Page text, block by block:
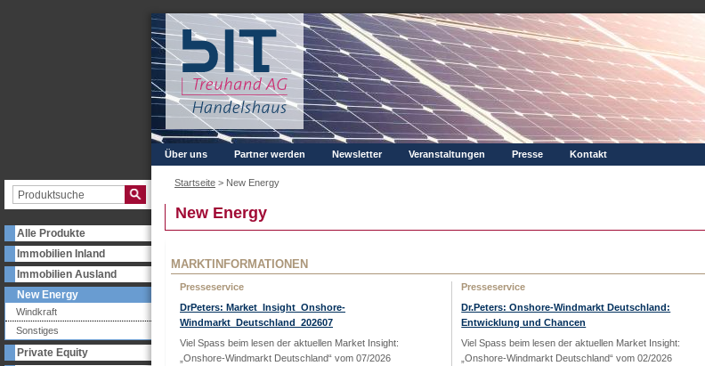
Alle Produkte
Immobilien Inland
Immobilien Ausland
New Energy
Windkraft
Sonstiges
Private Equity
Über uns Partner werden Newsletter Veranstaltungen Presse Kontakt
Startseite > New Energy
New Energy
MARKTINFORMATIONEN
Presseservice
DrPeters: Market_Insight_Onshore-
Windmarkt_Deutschland_202607
Viel Spass beim lesen der aktuellen Market Insight:
„Onshore-Windmarkt Deutschland“ vom 07/2026
Presseservice
Dr.Peters: Onshore-Windmarkt Deutschland:
Entwicklung und Chancen
Viel Spass beim lesen der aktuellen Market Insight:
„Onshore-Windmarkt Deutschland“vom 02/2026